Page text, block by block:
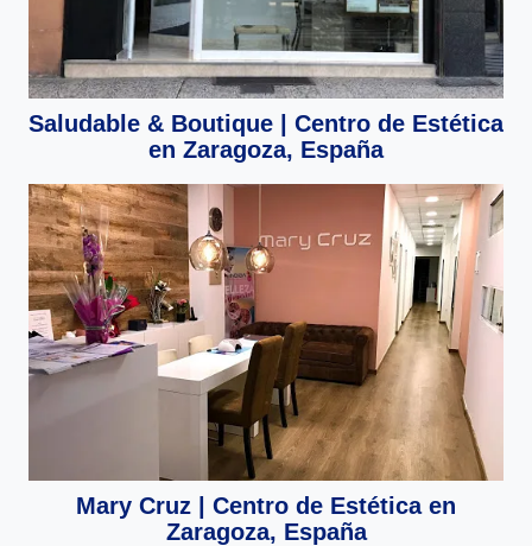
Saludable & Boutique | Centro de Estética
en Zaragoza, España
Mary Cruz | Centro de Estética en
Zaragoza, España